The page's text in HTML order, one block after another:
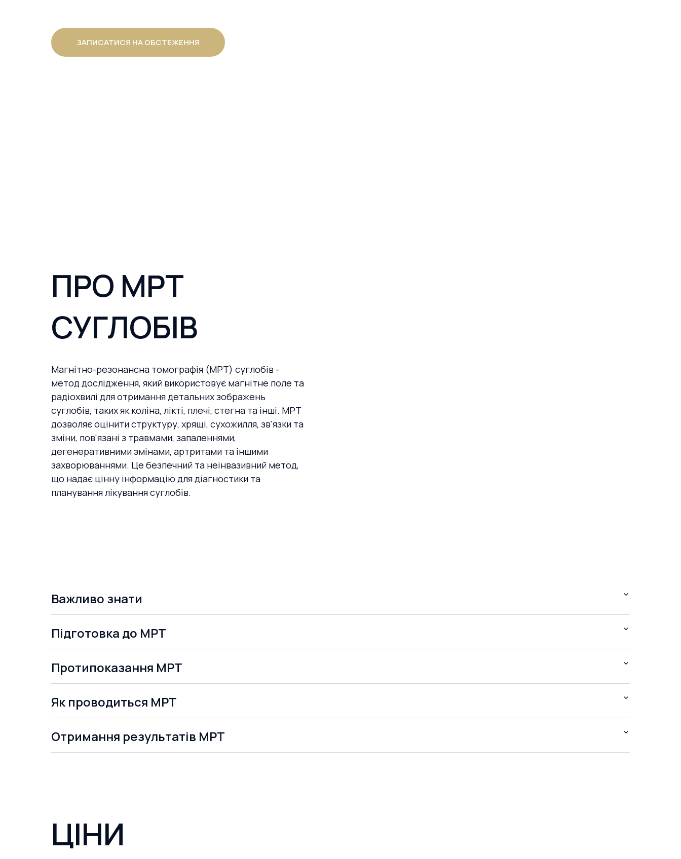
ЗАПИСАТИСЯ НА ОБСТЕЖЕННЯ
ПРО МРТ
СУГЛОБІВ
Магнітно-резонансна томографія (МРТ) суглобів -
метод дослідження, який використовує магнітне поле та
радіохвилі для отримання детальних зображень
суглобів, таких як коліна, лікті, плечі, стегна та інші. МРТ
дозволяє оцінити структуру, хрящі, сухожилля, зв'язки та
зміни, пов'язані з травмами, запаленнями,
дегенеративними змінами, артритами та іншими
захворюваннями. Це безпечний та неінвазивний метод,
що надає цінну інформацію для діагностики та
планування лікування суглобів.
Важливо знати
Підготовка до МРТ
Протипоказання МРТ
Як проводиться МРТ
Отримання результатів МРТ
ЦІНИ